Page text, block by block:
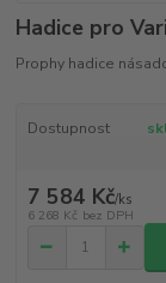
Hadice pro
Prophy hadice
Dostupnost
7 584 Kč/ks
6 268 Kč bez DPH